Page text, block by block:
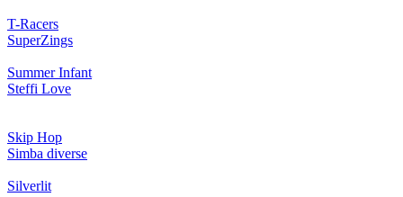
T-Racers
SuperZings
Summer Infant
Steffi Love
Skip Hop
Simba diverse
Silverlit